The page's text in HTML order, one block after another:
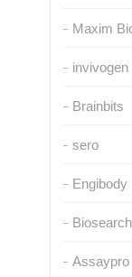
Maxim
invivogen
Brainbits
sero
Engibody
Biosearch
Assaypro